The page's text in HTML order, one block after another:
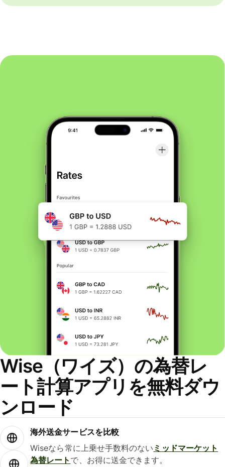
Wise（ワイズ）の為替レ
ート計算アプリを無料ダウ
ンロード
海外送金サービスを比較
Wiseなら常に上乗せ手数料のない ミッドマーケット
為替レート で、お得に送金できます。